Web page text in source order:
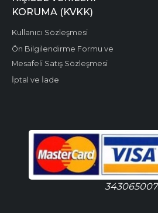
KORUMA (KVKK)
Kullanıcı Sözleşmesi
Ön Bilgilendirme Formu ve
Mesafeli Satış Sözleşmesi
İptal ve İade
343065007